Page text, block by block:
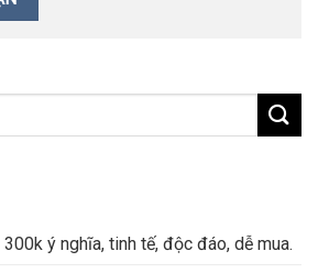
ý nghĩa, tinh tế, độc đáo, dễ mua.